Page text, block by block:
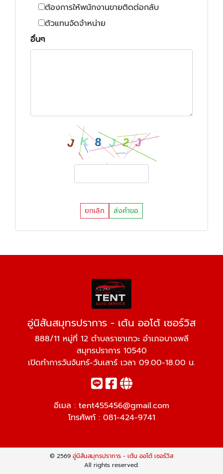
ต้องการให้พนักงานขายติดต่อกลับ
ตัวแทนจัดจำหน่าย
อื่นๆ
ยกเลิก ส่งคำขอ
อู่นิสันสมุทรปราการ - เต้น ออโต้ เซอร์วิส
888/11 หมู่ที่ 12 ตำบลราชาเทวะ อำเภอบางพลี
สมุทรปราการ 10540
เปิดทำการวันจันทร์-วันเสาร์ เวลา 09.00-18.00 น.
อีเมล : tent455456@gmail.com
โทรศัพท์ : 081-424-9741
© 2569 อู่นิสันสมุทรปราการ - เต้น ออโต้ เซอร์วิส
All rights reserved.